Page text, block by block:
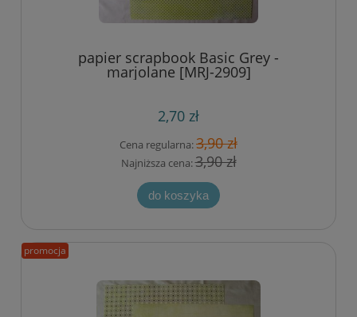
papier scrapbook Basic Grey -
marjolane [MRJ-2909]
2,70 zł
Cena regularna:3,90 zł
Najniższa cena:3,90 zł
do koszyka
promocja